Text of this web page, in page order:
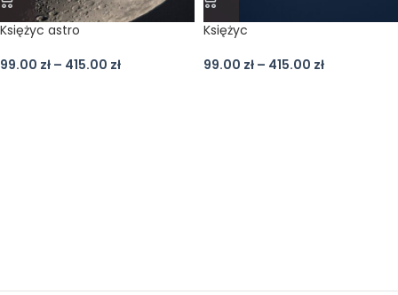
Księżyc astro
99.00 zł – 415.00 zł
Księżyc
99.00 zł – 415.00 zł